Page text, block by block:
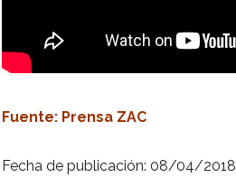
Fuente: Prensa ZAC
Fecha de publicación: 08/04/2018